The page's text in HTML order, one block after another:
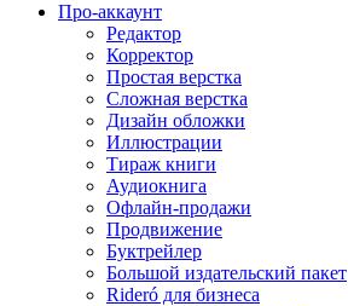
Про-аккаунт
Редактор
Корректор
Простая верстка
Сложная верстка
Дизайн обложки
Иллюстрации
Тираж книги
Аудиокнига
Офлайн-продажи
Продвижение
Буктрейлер
Большой издательский пакет
Rideró для бизнеса